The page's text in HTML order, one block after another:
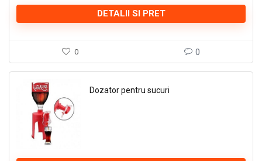
DETALII SI PRET
0 0
Dozator pentru sucuri